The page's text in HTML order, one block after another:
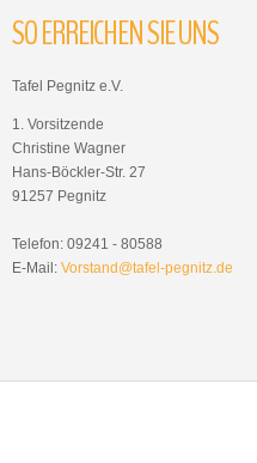
SOERREICHENSIEUNS
Tafel Pegnitz e.V.
1. Vorsitzende
Christine Wagner
Hans-Böckler-Str. 27
91257 Pegnitz
Telefon: 09241 - 80588
E-Mail: Vorstand@tafel-pegnitz.de